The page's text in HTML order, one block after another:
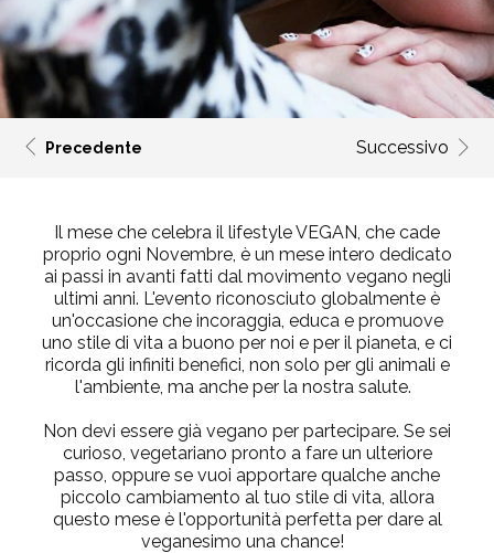
Precedente Successivo
Il mese che celebra il lifestyle VEGAN, che cade
proprio ogni Novembre, è un mese intero dedicato
ai passi in avanti fatti dal movimento vegano negli
ultimi anni. L'evento riconosciuto globalmente è
un'occasione che incoraggia, educa e promuove
uno stile di vita a buono per noi e per il pianeta, e ci
ricorda gli infiniti benefici, non solo per gli animali e
l'ambiente, ma anche per la nostra salute.
Non devi essere già vegano per partecipare. Se sei
curioso, vegetariano pronto a fare un ulteriore
passo, oppure se vuoi apportare qualche anche
piccolo cambiamento al tuo stile di vita, allora
questo mese è l'opportunità perfetta per dare al
veganesimo una chance!